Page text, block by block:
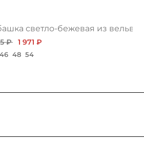
светло-бежевая из вельвета
₽ 1 971 ₽
46 48 54